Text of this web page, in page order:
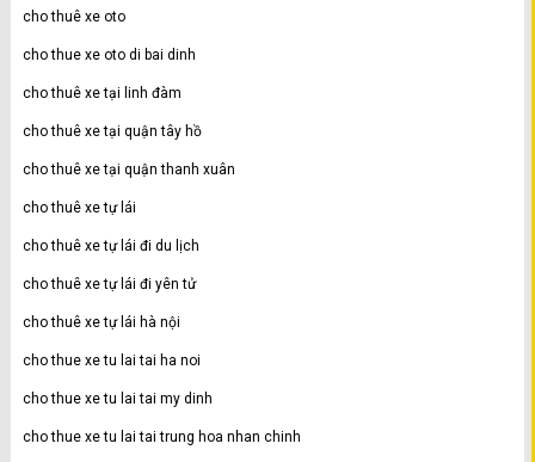
cho thuê xe oto
cho thue xe oto di bai dinh
cho thuê xe tại linh đàm
cho thuê xe tại quận tây hồ
cho thuê xe tại quận thanh xuân
cho thuê xe tự lái
cho thuê xe tự lái đi du lịch
cho thuê xe tự lái đi yên tử
cho thuê xe tự lái hà nội
cho thue xe tu lai tai ha noi
cho thue xe tu lai tai my dinh
cho thue xe tu lai tai trung hoa nhan chinh